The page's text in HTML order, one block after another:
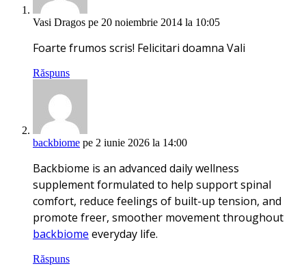
Vasi Dragos pe 20 noiembrie 2014 la 10:05
Foarte frumos scris! Felicitari doamna Vali
Răspuns
backbiome pe 2 iunie 2026 la 14:00
Backbiome is an advanced daily wellness
supplement formulated to help support spinal
comfort, reduce feelings of built-up tension, and
promote freer, smoother movement throughout
backbiome everyday life.
Răspuns